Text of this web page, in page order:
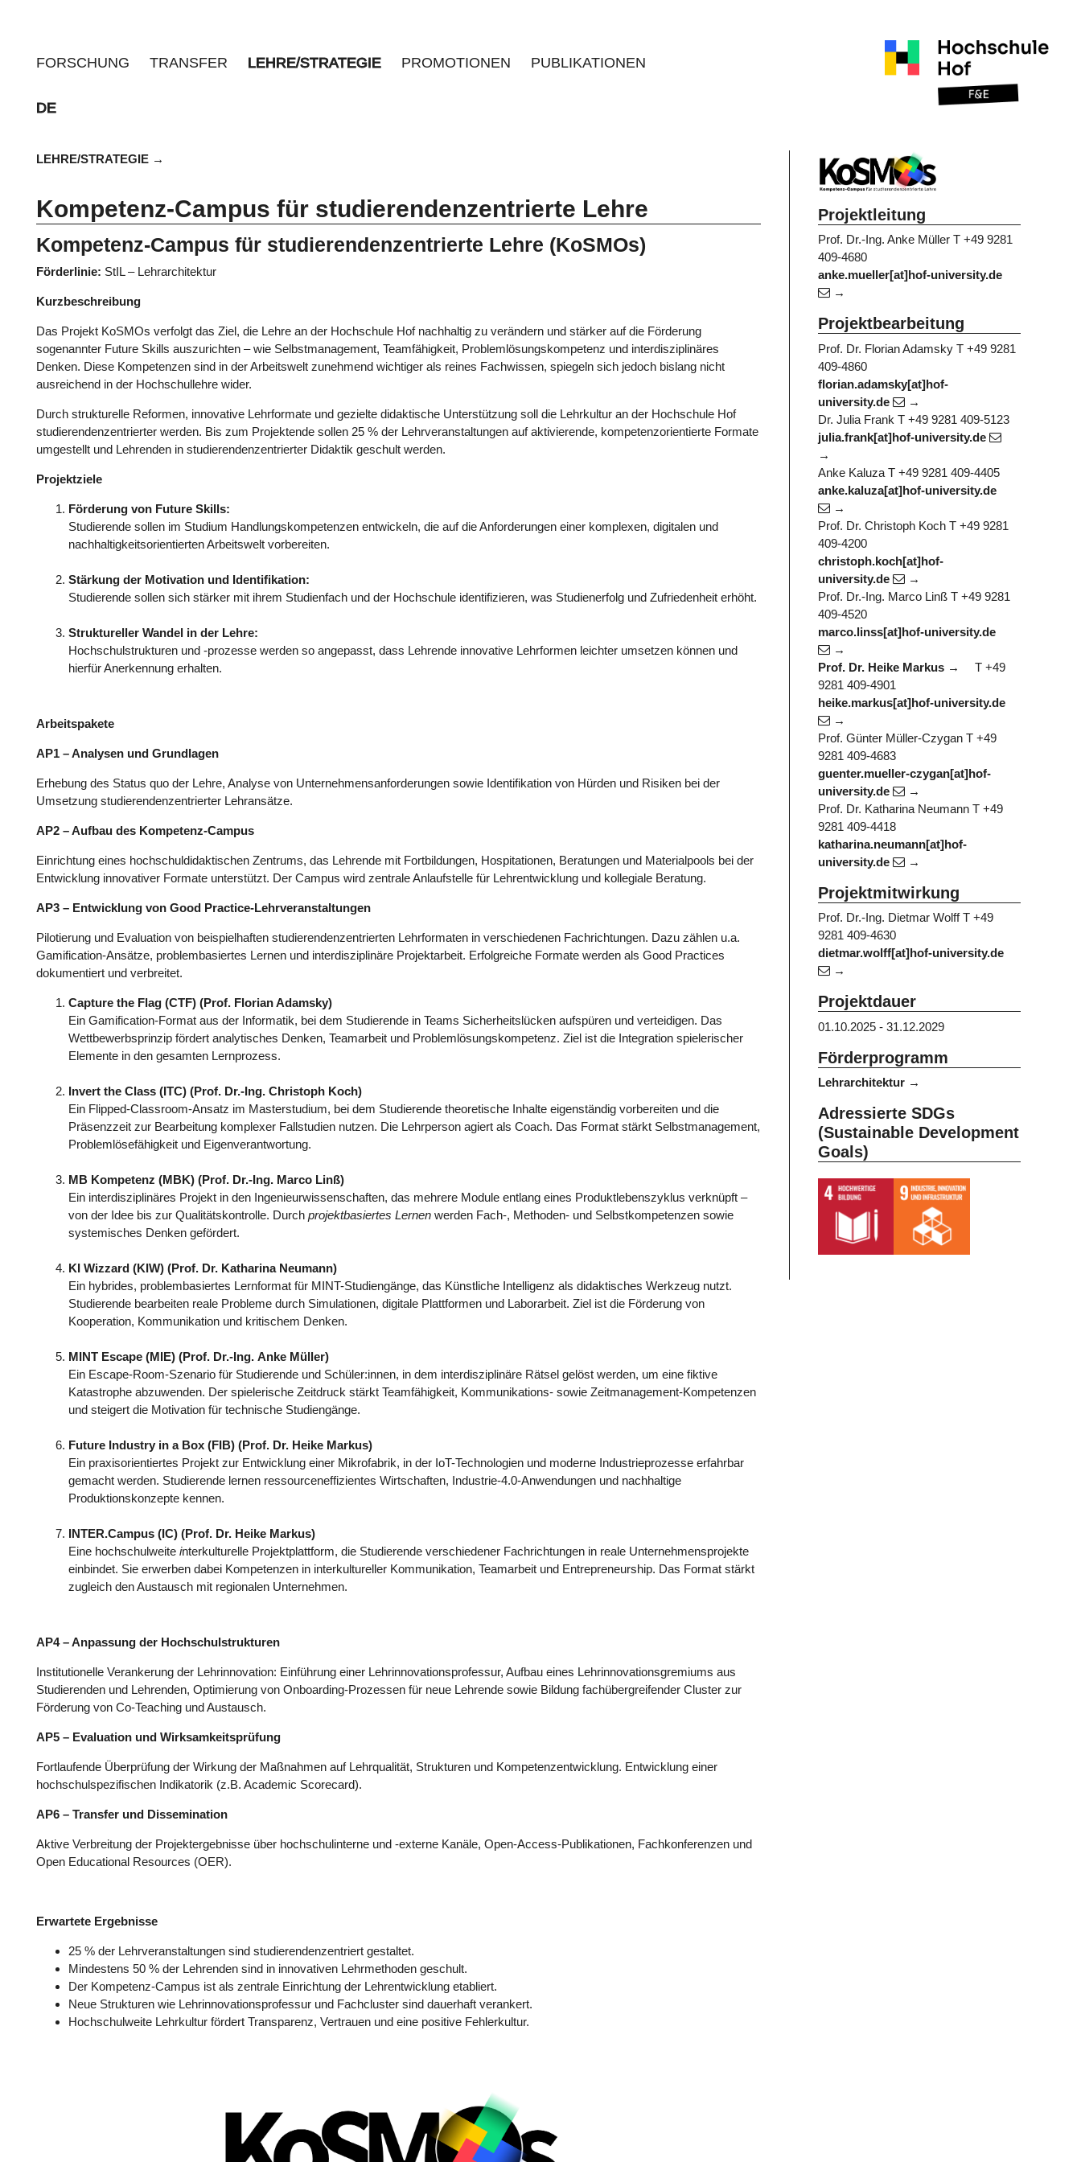
FORSCHUNG TRANSFER LEHRE/STRATEGIE PROMOTIONEN PUBLIKATIONEN
DE
LEHRE/STRATEGIE
Kompetenz-Campus für studierendenzentrierte Lehre
Kompetenz-Campus für studierendenzentrierte Lehre (KoSMOs)
Förderlinie: StIL – Lehrarchitektur
Kurzbeschreibung
Das Projekt KoSMOs verfolgt das Ziel, die Lehre an der Hochschule Hof nachhaltig zu verändern und stärker auf die Förderung
sogenannter Future Skills auszurichten – wie Selbstmanagement, Teamfähigkeit, Problemlösungskompetenz und interdisziplinäres
Denken. Diese Kompetenzen sind in der Arbeitswelt zunehmend wichtiger als reines Fachwissen, spiegeln sich jedoch bislang nicht
ausreichend in der Hochschullehre wider.
Durch strukturelle Reformen, innovative Lehrformate und gezielte didaktische Unterstützung soll die Lehrkultur an der Hochschule Hof
studierendenzentrierter werden. Bis zum Projektende sollen 25 % der Lehrveranstaltungen auf aktivierende, kompetenzorientierte Formate
umgestellt und Lehrenden in studierendenzentrierter Didaktik geschult werden.
Projektziele
Förderung von Future Skills:
Studierende sollen im Studium Handlungskompetenzen entwickeln, die auf die Anforderungen einer komplexen, digitalen und
nachhaltigkeitsorientierten Arbeitswelt vorbereiten.
Stärkung der Motivation und Identifikation:
Studierende sollen sich stärker mit ihrem Studienfach und der Hochschule identifizieren, was Studienerfolg und Zufriedenheit erhöht.
Struktureller Wandel in der Lehre:
Hochschulstrukturen und -prozesse werden so angepasst, dass Lehrende innovative Lehrformen leichter umsetzen können und
hierfür Anerkennung erhalten.
Arbeitspakete
AP1 – Analysen und Grundlagen
Erhebung des Status quo der Lehre, Analyse von Unternehmensanforderungen sowie Identifikation von Hürden und Risiken bei der
Umsetzung studierendenzentrierter Lehransätze.
AP2 – Aufbau des Kompetenz-Campus
Einrichtung eines hochschuldidaktischen Zentrums, das Lehrende mit Fortbildungen, Hospitationen, Beratungen und Materialpools bei der
Entwicklung innovativer Formate unterstützt. Der Campus wird zentrale Anlaufstelle für Lehrentwicklung und kollegiale Beratung.
AP3 – Entwicklung von Good Practice-Lehrveranstaltungen
Pilotierung und Evaluation von beispielhaften studierendenzentrierten Lehrformaten in verschiedenen Fachrichtungen. Dazu zählen u.a.
Gamification-Ansätze, problembasiertes Lernen und interdisziplinäre Projektarbeit. Erfolgreiche Formate werden als Good Practices
dokumentiert und verbreitet.
Capture the Flag (CTF) (Prof. Florian Adamsky)
Ein Gamification-Format aus der Informatik, bei dem Studierende in Teams Sicherheitslücken aufspüren und verteidigen. Das
Wettbewerbsprinzip fördert analytisches Denken, Teamarbeit und Problemlösungskompetenz. Ziel ist die Integration spielerischer
Elemente in den gesamten Lernprozess.
Invert the Class (ITC) (Prof. Dr.-Ing. Christoph Koch)
Ein Flipped-Classroom-Ansatz im Masterstudium, bei dem Studierende theoretische Inhalte eigenständig vorbereiten und die
Präsenzzeit zur Bearbeitung komplexer Fallstudien nutzen. Die Lehrperson agiert als Coach. Das Format stärkt Selbstmanagement,
Problemlösefähigkeit und Eigenverantwortung.
MB Kompetenz (MBK) (Prof. Dr.-Ing. Marco Linß)
Ein interdisziplinäres Projekt in den Ingenieurwissenschaften, das mehrere Module entlang eines Produktlebenszyklus verknüpft –
von der Idee bis zur Qualitätskontrolle. Durch projektbasiertes Lernen werden Fach-, Methoden- und Selbstkompetenzen sowie
systemisches Denken gefördert.
KI Wizzard (KIW) (Prof. Dr. Katharina Neumann)
Ein hybrides, problembasiertes Lernformat für MINT-Studiengänge, das Künstliche Intelligenz als didaktisches Werkzeug nutzt.
Studierende bearbeiten reale Probleme durch Simulationen, digitale Plattformen und Laborarbeit. Ziel ist die Förderung von
Kooperation, Kommunikation und kritischem Denken.
MINT Escape (MIE) (Prof. Dr.-Ing. Anke Müller)
Ein Escape-Room-Szenario für Studierende und Schüler:innen, in dem interdisziplinäre Rätsel gelöst werden, um eine fiktive
Katastrophe abzuwenden. Der spielerische Zeitdruck stärkt Teamfähigkeit, Kommunikations- sowie Zeitmanagement-Kompetenzen
und steigert die Motivation für technische Studiengänge.
Future Industry in a Box (FIB) (Prof. Dr. Heike Markus)
Ein praxisorientiertes Projekt zur Entwicklung einer Mikrofabrik, in der IoT-Technologien und moderne Industrieprozesse erfahrbar
gemacht werden. Studierende lernen ressourceneffizientes Wirtschaften, Industrie-4.0-Anwendungen und nachhaltige
Produktionskonzepte kennen.
INTER.Campus (IC) (Prof. Dr. Heike Markus)
Eine hochschulweite interkulturelle Projektplattform, die Studierende verschiedener Fachrichtungen in reale Unternehmensprojekte
einbindet. Sie erwerben dabei Kompetenzen in interkultureller Kommunikation, Teamarbeit und Entrepreneurship. Das Format stärkt
zugleich den Austausch mit regionalen Unternehmen.
AP4 – Anpassung der Hochschulstrukturen
Institutionelle Verankerung der Lehrinnovation: Einführung einer Lehrinnovationsprofessur, Aufbau eines Lehrinnovationsgremiums aus
Studierenden und Lehrenden, Optimierung von Onboarding-Prozessen für neue Lehrende sowie Bildung fachübergreifender Cluster zur
Förderung von Co-Teaching und Austausch.
AP5 – Evaluation und Wirksamkeitsprüfung
Fortlaufende Überprüfung der Wirkung der Maßnahmen auf Lehrqualität, Strukturen und Kompetenzentwicklung. Entwicklung einer
hochschulspezifischen Indikatorik (z.B. Academic Scorecard).
AP6 – Transfer und Dissemination
Aktive Verbreitung der Projektergebnisse über hochschulinterne und -externe Kanäle, Open-Access-Publikationen, Fachkonferenzen und
Open Educational Resources (OER).
Erwartete Ergebnisse
25 % der Lehrveranstaltungen sind studierendenzentriert gestaltet.
Mindestens 50 % der Lehrenden sind in innovativen Lehrmethoden geschult.
Der Kompetenz-Campus ist als zentrale Einrichtung der Lehrentwicklung etabliert.
Neue Strukturen wie Lehrinnovationsprofessur und Fachcluster sind dauerhaft verankert.
Hochschulweite Lehrkultur fördert Transparenz, Vertrauen und eine positive Fehlerkultur.
Projektleitung
Prof. Dr.-Ing. Anke Müller T +49 9281
409-4680
anke.mueller[at]hof-university.de
Projektbearbeitung
Prof. Dr. Florian Adamsky T +49 9281
409-4860
florian.adamsky[at]hof-
university.de
Dr. Julia Frank T +49 9281 409-5123
julia.frank[at]hof-university.de
Anke Kaluza T +49 9281 409-4405
anke.kaluza[at]hof-university.de
Prof. Dr. Christoph Koch T +49 9281
409-4200
christoph.koch[at]hof-
university.de
Prof. Dr.-Ing. Marco Linß T +49 9281
409-4520
marco.linss[at]hof-university.de
Prof. Dr. Heike Markus
T +49
9281 409-4901
heike.markus[at]hof-university.de
Prof. Günter Müller-Czygan T +49
9281 409-4683
guenter.mueller-czygan[at]hof-
university.de
Prof. Dr. Katharina Neumann T +49
9281 409-4418
katharina.neumann[at]hof-
university.de
Projektmitwirkung
Prof. Dr.-Ing. Dietmar WolffT +49
9281 409-4630
dietmar.wolff[at]hof-university.de
Projektdauer
01.10.2025 - 31.12.2029
Förderprogramm
Lehrarchitektur
Adressierte SDGs
(Sustainable Development
Goals)